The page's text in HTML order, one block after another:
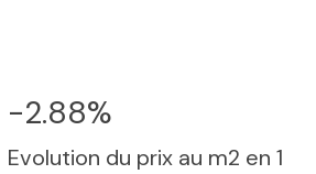
-2.88%
Evolution du prix au m2 en 1